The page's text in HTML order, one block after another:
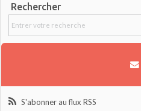
Rechercher
S'abonner au flux RSS